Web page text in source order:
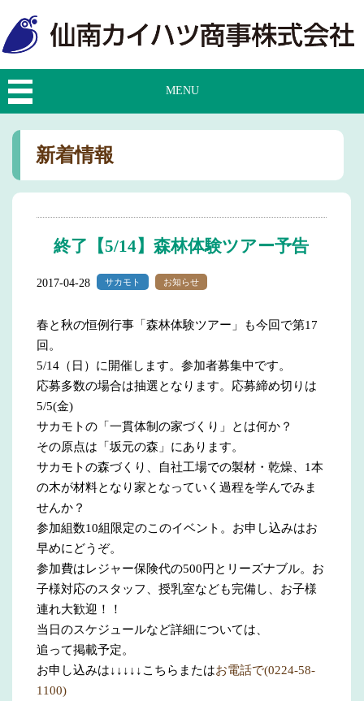
MENU
新着情報
終了【5/14】森林体験ツアー予告
2017-04-28 サカモト お知らせ
春と秋の恒例行事「森林体験ツアー」も今回で第17
回。
5/14（日）に開催します。参加者募集中です。
応募多数の場合は抽選となります。応募締め切りは
5/5(金)
サカモトの「一貫体制の家づくり」とは何か？
その原点は「坂元の森」にあります。
サカモトの森づくり、自社工場での製材・乾燥、1本
の木が材料となり家となっていく過程を学んでみま
せんか？
参加組数10組限定のこのイベント。お申し込みはお
早めにどうぞ。
参加費はレジャー保険代の500円とリーズナブル。お
子様対応のスタッフ、授乳室なども完備し、お子様
連れ大歓迎！！
当日のスケジュールなど詳細については、
追って掲載予定。
お申し込みは↓↓↓↓↓こちらまたはお電話で(0224-58-
1100)